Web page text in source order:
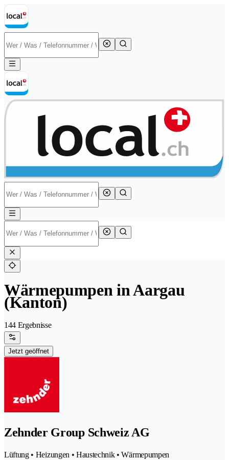
Wärmepumpen in Aargau
(Kanton)
144 Ergebnisse
Jetzt geöffnet
Zehnder Group Schweiz AG
Lüftung • Heizungen • Haustechnik • Wärmepumpen